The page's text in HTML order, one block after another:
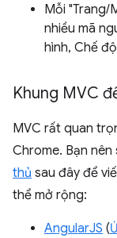
Mỗi "Trang/
nhiều mã
hình, Chế
Khung MVC
MVC rất quan
Chrome. Bạn
thủ sau đây để
thể mở rộng:
AngularJS (